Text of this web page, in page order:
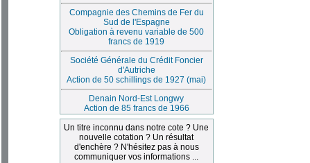
Compagnie des Chemins de Fer du
Sud de l'Espagne
Obligation à revenu variable de 500
francs de 1919
Société Générale du Crédit Foncier
d'Autriche
Action de 50 schillings de 1927 (mai)
Denain Nord-Est Longwy
Action de 85 francs de 1966
Un titre inconnu dans notre cote ? Une
nouvelle cotation ? Un résultat
d'enchère ? N'hésitez pas à nous
communiquer vos informations ...